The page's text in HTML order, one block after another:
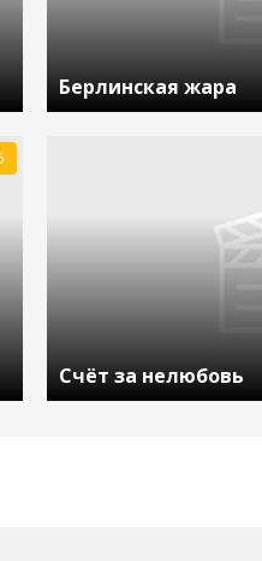
Берлинская жара
Счёт за нелюбовь